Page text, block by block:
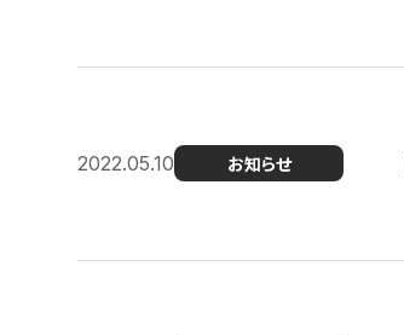
2022.05.10 お知らせ